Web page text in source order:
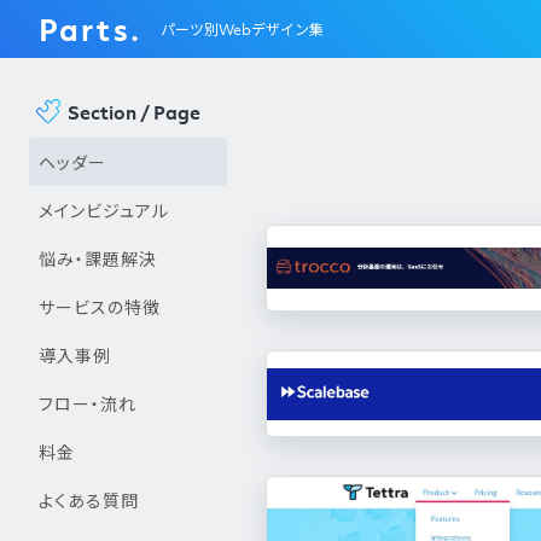
Parts. パーツ別Webデザイン集
Section / Page
ヘッダー
メインビジュアル
悩み・課題解決
サービスの特徴
導入事例
フロー・流れ
料金
よくある質問